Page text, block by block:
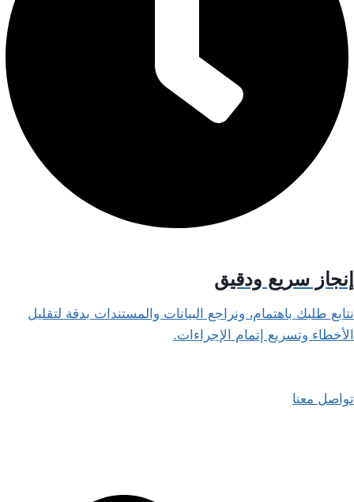
إنجاز سريع ودقيق
نتابع طلبك باهتمام، ونراجع البيانات والمستندات بدقة لتقليل
الأخطاء وتسريع إتمام الإجراءات.
تواصل معنا